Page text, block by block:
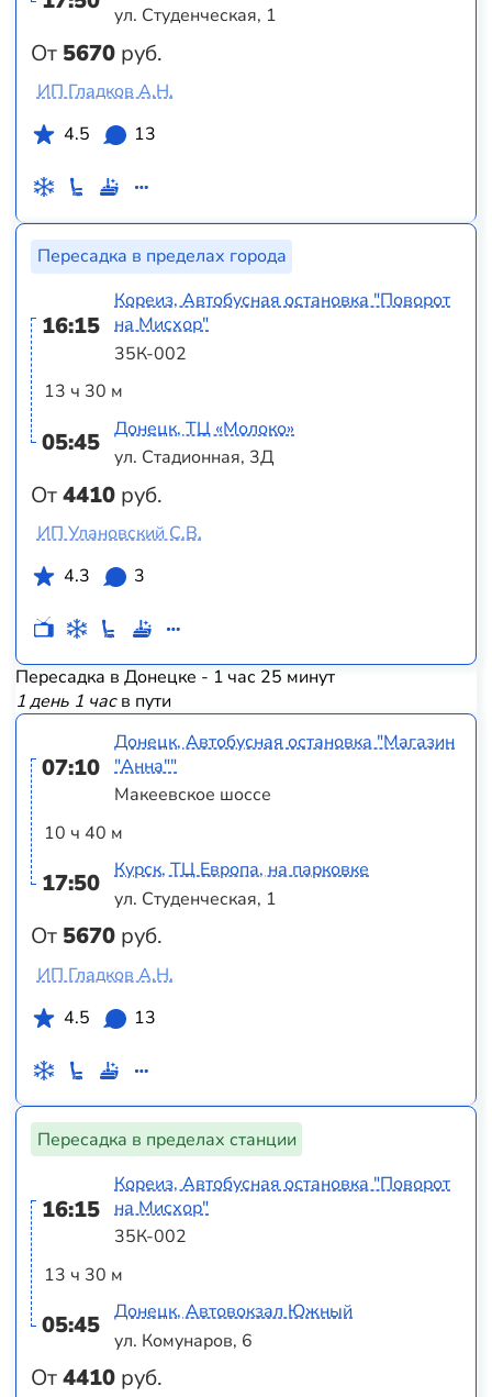
От 5670 руб.
ул. Студенческая, 1
ИП Гладков А.Н.
4.5
13
Пересадка в пределах города
16:15
13 ч 30 м
05:45
От4410 руб.
Кореиз, Автобусная остановка "Поворот
на Мисхор"
35К-002
Донецк, ТЦ «Молоко»
ул. Стадионная, 3Д
ИП Улановский С.В.
4.3
3
Пересадка в Донецке - 1 час 25 минут
1 день 1 часв пути
07:10
10 ч 40 м
17:50
От 5670 руб.
Донецк, Автобусная остановка "Магазин
"Анна""
Макеевское шоссе
Курск, ТЦ Европа, на парковке
ул. Студенческая, 1
ИП Гладков А.Н.
4.5
13
Пересадка в пределах станции
16:15
13 ч 30 м
05:45
От4410 руб.
Кореиз, Автобусная остановка "Поворот
на Мисхор"
35К-002
Донецк, Автовокзал Южный
ул. Комунаров, 6